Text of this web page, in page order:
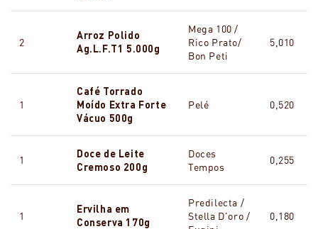
2
Arroz Polido
Ag.L.F.T1 5.000g
Mega 100 /
Rico Prato/
Bon Peti
5,010
1
Café Torrado
Moído Extra Forte
Vácuo 500g
Pelé 0,520
1
Doce de Leite
Cremoso 200g
Doces
Tempos
0,255
1
Ervilha em
Conserva 170g
Predilecta /
Stella D'oro /
0,180